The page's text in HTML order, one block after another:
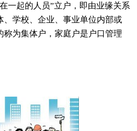
一起的人员”立户，即由业缘关系
、学校、企业、事业单位内部或
称为集体户，家庭户是户口管理